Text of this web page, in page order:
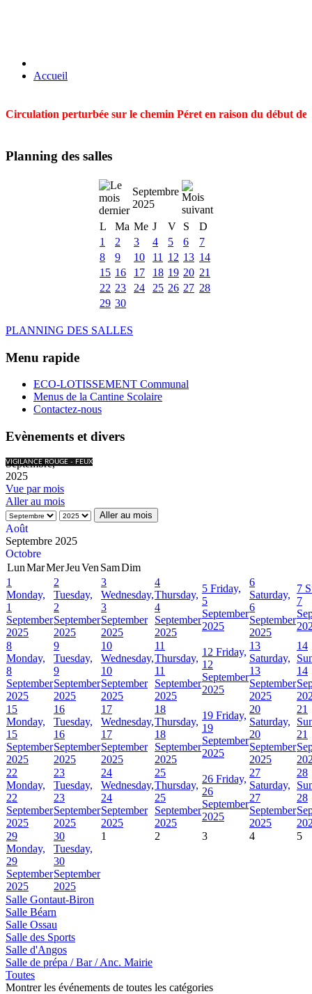
Accueil
Circulation perturbée sur le chemin Péret en raison du début
Planning des salles
Septembre
2025
L
Ma Me J V S
D
1
2 3 4 5 6
7
8
9 10 11 12 13 14
15 16 17 18 19 20 21
22 23 24 25 26 27 28
29 30
PLANNING DES SALLES
Menu rapide
ECO-LOTISSEMENT Communal
Menus de la Cantine Scolaire
Contactez-nous
Evènements et divers
VIGILANCE ROUGE - FEUX
Septembre,
2025
Vue par mois
Aller au mois
Aller au mois
Août
Septembre 2025
Octobre
LunMarMerJeuVen SamDim
1
Monday,
1
September
2025
2
Tuesday,
2
September
2025
3
Wednesday,
3
September
2025
4
Thursday,
4
September
2025
5 Friday,
5
September
2025
6
Saturday,
6
September
2025
7
7
8
Monday,
8
September
2025
9
Tuesday,
9
September
2025
10
Wednesday,
10
September
2025
11
Thursday,
11
September
2025
12 Friday,
12
September
2025
13
Saturday,
13
September
2025
14
14
15
Monday,
15
September
2025
16
Tuesday,
16
September
2025
17
Wednesday,
17
September
2025
18
Thursday,
18
September
2025
19 Friday,
19
September
2025
20
Saturday,
20
September
2025
21
21
22
Monday,
22
September
2025
23
Tuesday,
23
September
2025
24
Wednesday,
24
September
2025
25
Thursday,
25
September
2025
26 Friday,
26
September
2025
27
Saturday,
27
September
2025
28
28
29
Monday,
29
September
2025
30
Tuesday,
30
September
2025
1 2 3 4 5
Salle Gontaut-Biron
Salle Béarn
Salle Ossau
Salle des Sports
Salle d'Angos
Salle de prépa / Bar / Anc. Mairie
Toutes
Montrer les événements de toutes les catégories